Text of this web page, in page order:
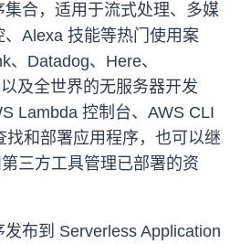
合，适用于流式处理、多媒
Alexa 技能等热门使用案
Datadog、Here、
及全世界的无服务器开发
Lambda 控制台、AWS CLI
找和部署应用程序，也可以继
三方工具管理已部署的资
布到 Serverless Application